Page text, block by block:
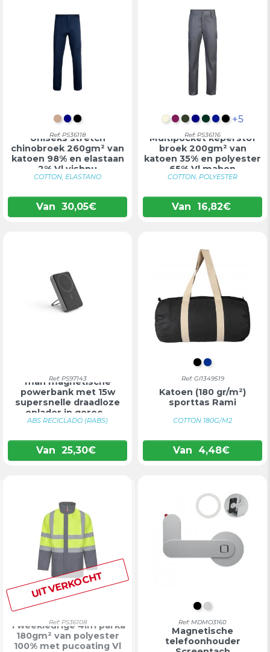
LICHT NATUURLIJK
DONKERBLAUW
ZWART
Ref: PS36118
Uniseks stretch
chinobroek 260gm² van
katoen 98% en elastaan
2% Vl vishnu
COTTON, ELASTANO
Van 30,05€
NATUURLIJK
BORDEAUX
LEGERGROEN
ZWART
+5
Ref: PS36116
Multipocket keperstof
broek 200gm² van
katoen 35% en polyester
65% Vl mabon
COTTON, POLYESTER
Van 16,82€
Ref: PS97143
mah magnetische
powerbank met 15w
supersnelle draadloze
oplader in gerec...
ABS RECICLADO (RABS)
Van 25,30€
ZWART
BLAUW
Ref: GI1349519
Katoen (180 gr/m²)
sporttas Rami
COTTON 180G/M2
Van 4,48€
UITVERKOCHT
Ref: PS36108
Tweekleurige 4in1 parka
180gm² van polyester
100% met pucoating Vl
ZWART
ZILVER
Ref: MDMO3160
Magnetische
telefoonhouder